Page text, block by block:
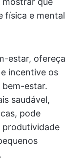
física e mental
estar, ofereça
incentive os
estar.
saudável,
pode
produtividade